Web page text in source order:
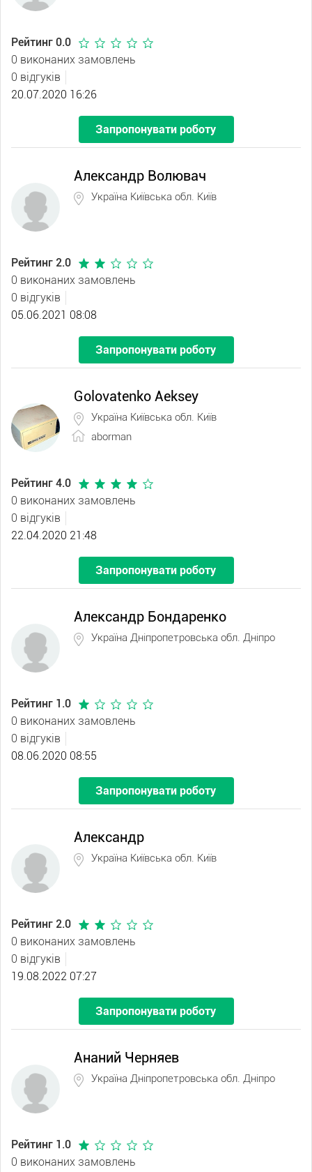
Рейтинг 0.0
0 виконаних замовлень
0 відгуків
20.07.2020 16:26
Запропонувати роботу
Александр Волювач
Україна Київська обл. Київ
Рейтинг 2.0
0 виконаних замовлень
0 відгуків
05.06.2021 08:08
Запропонувати роботу
Golovatenko Aeksey
Україна Київська обл. Київ
aborman
Рейтинг 4.0
0 виконаних замовлень
0 відгуків
22.04.2020 21:48
Запропонувати роботу
Александр Бондаренко
Україна Дніпропетровська обл. Дніпро
Рейтинг 1.0
0 виконаних замовлень
0 відгуків
08.06.2020 08:55
Запропонувати роботу
Александр
Україна Київська обл. Київ
Рейтинг 2.0
0 виконаних замовлень
0 відгуків
19.08.2022 07:27
Запропонувати роботу
Ананий Черняев
Україна Дніпропетровська обл. Дніпро
Рейтинг 1.0
0 виконаних замовлень